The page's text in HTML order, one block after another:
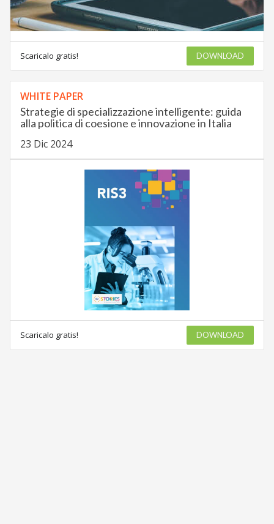
Scaricalo gratis! DOWNLOAD
WHITE PAPER
Strategie di specializzazione intelligente: guida
alla politica di coesione e innovazione in Italia
23 Dic 2024
Scaricalo gratis! DOWNLOAD